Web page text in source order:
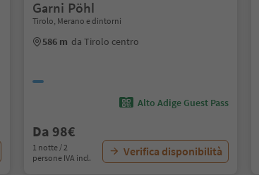
Garni Pöhl
Tirolo, Merano e dintorni
586 m da Tirolo centro
Alto Adige Guest Pass
Da 98€
1 notte / 2
persone IVA incl.
Verifica disponibilità